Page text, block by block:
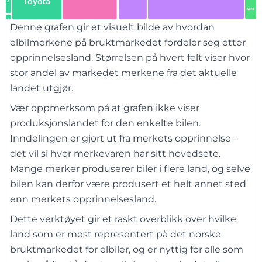
Suzuki
MINI
Denne grafen gir et visuelt bilde av hvordan
elbilmerkene på bruktmarkedet fordeler seg etter
opprinnelsesland. Størrelsen på hvert felt viser hvor
stor andel av markedet merkene fra det aktuelle
landet utgjør.
Vær oppmerksom på at grafen ikke viser
produksjonslandet for den enkelte bilen.
Inndelingen er gjort ut fra merkets opprinnelse –
det vil si hvor merkevaren har sitt hovedsete.
Mange merker produserer biler i flere land, og selve
bilen kan derfor være produsert et helt annet sted
enn merkets opprinnelsesland.
Dette verktøyet gir et raskt overblikk over hvilke
land som er mest representert på det norske
bruktmarkedet for elbiler, og er nyttig for alle som